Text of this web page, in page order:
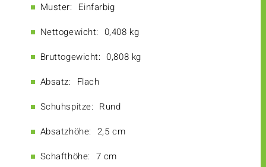
Muster: Einfarbig
Nettogewicht: 0,408 kg
Bruttogewicht: 0,808 kg
Absatz: Flach
Schuhspitze: Rund
Absatzhöhe: 2,5 cm
Schafthöhe: 7 cm